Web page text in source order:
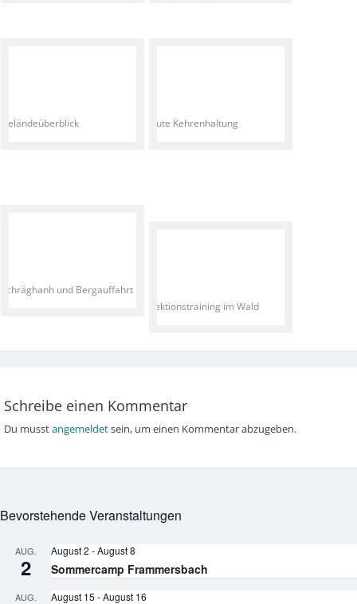
Geländeüberblick Gute Kehrenhaltung
Schräghanh und Bergauffahrt
Sektionstraining im Wald
Schreibe einen Kommentar
Du musstangemeldetsein, um einen Kommentar abzugeben.
Bevorstehende Veranstaltungen
AUG.
2
August 2 -August 8
Sommercamp Frammersbach
AUG. August 15 -August 16